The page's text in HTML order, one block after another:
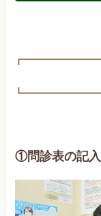
①問診表の記入